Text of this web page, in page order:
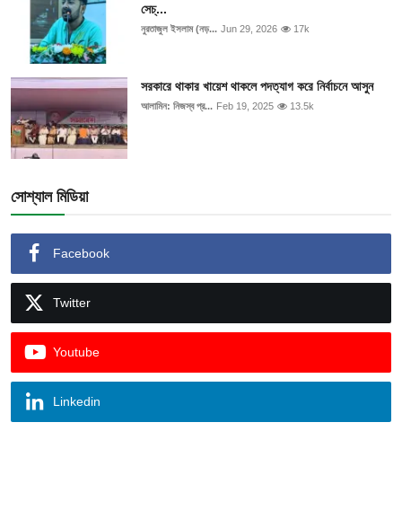
সেচ্...
নুরতাজুল ইসলাম (নড়... Jun 29, 2026 17k
সরকারে থাকার খায়েশ থাকলে পদত্যাগ করে নির্বাচনে আসুন
আলামিন: নিজস্ব প্র... Feb 19, 2025 13.5k
সোশ্যাল মিডিয়া
Facebook
Twitter
Youtube
Linkedin